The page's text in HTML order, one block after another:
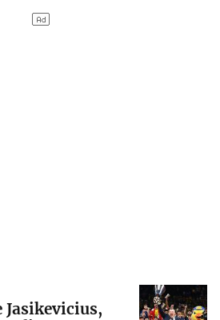
Jasikevicius,